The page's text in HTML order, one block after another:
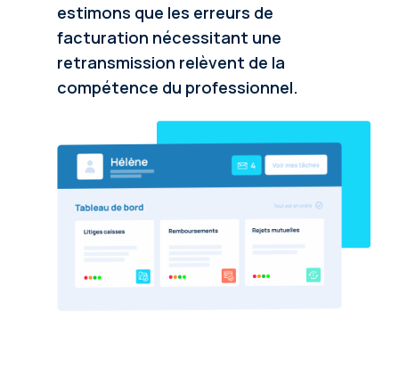
estimons que les erreurs de
facturation nécessitant une
retransmission relèvent de la
compétence du professionnel.